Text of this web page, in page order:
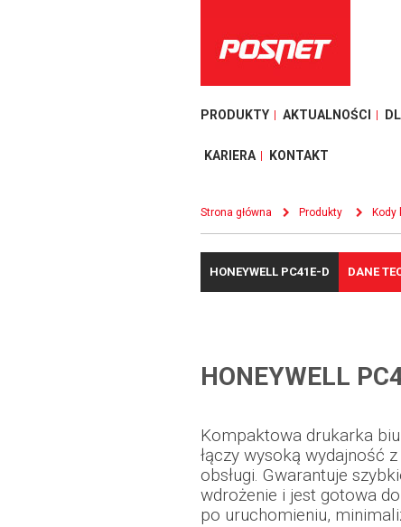
PRODUKTY AKTUALNOŚCI
KARIERA KONTAKT
Strona główna Produkty Kody
HONEYWELL PC41E-D DANE
HONEYWELL
Kompaktowa drukarka
łączy wysoką wydajność
obsługi. Gwarantuje
wdrożenie i jest gotowa
po uruchomieniu,